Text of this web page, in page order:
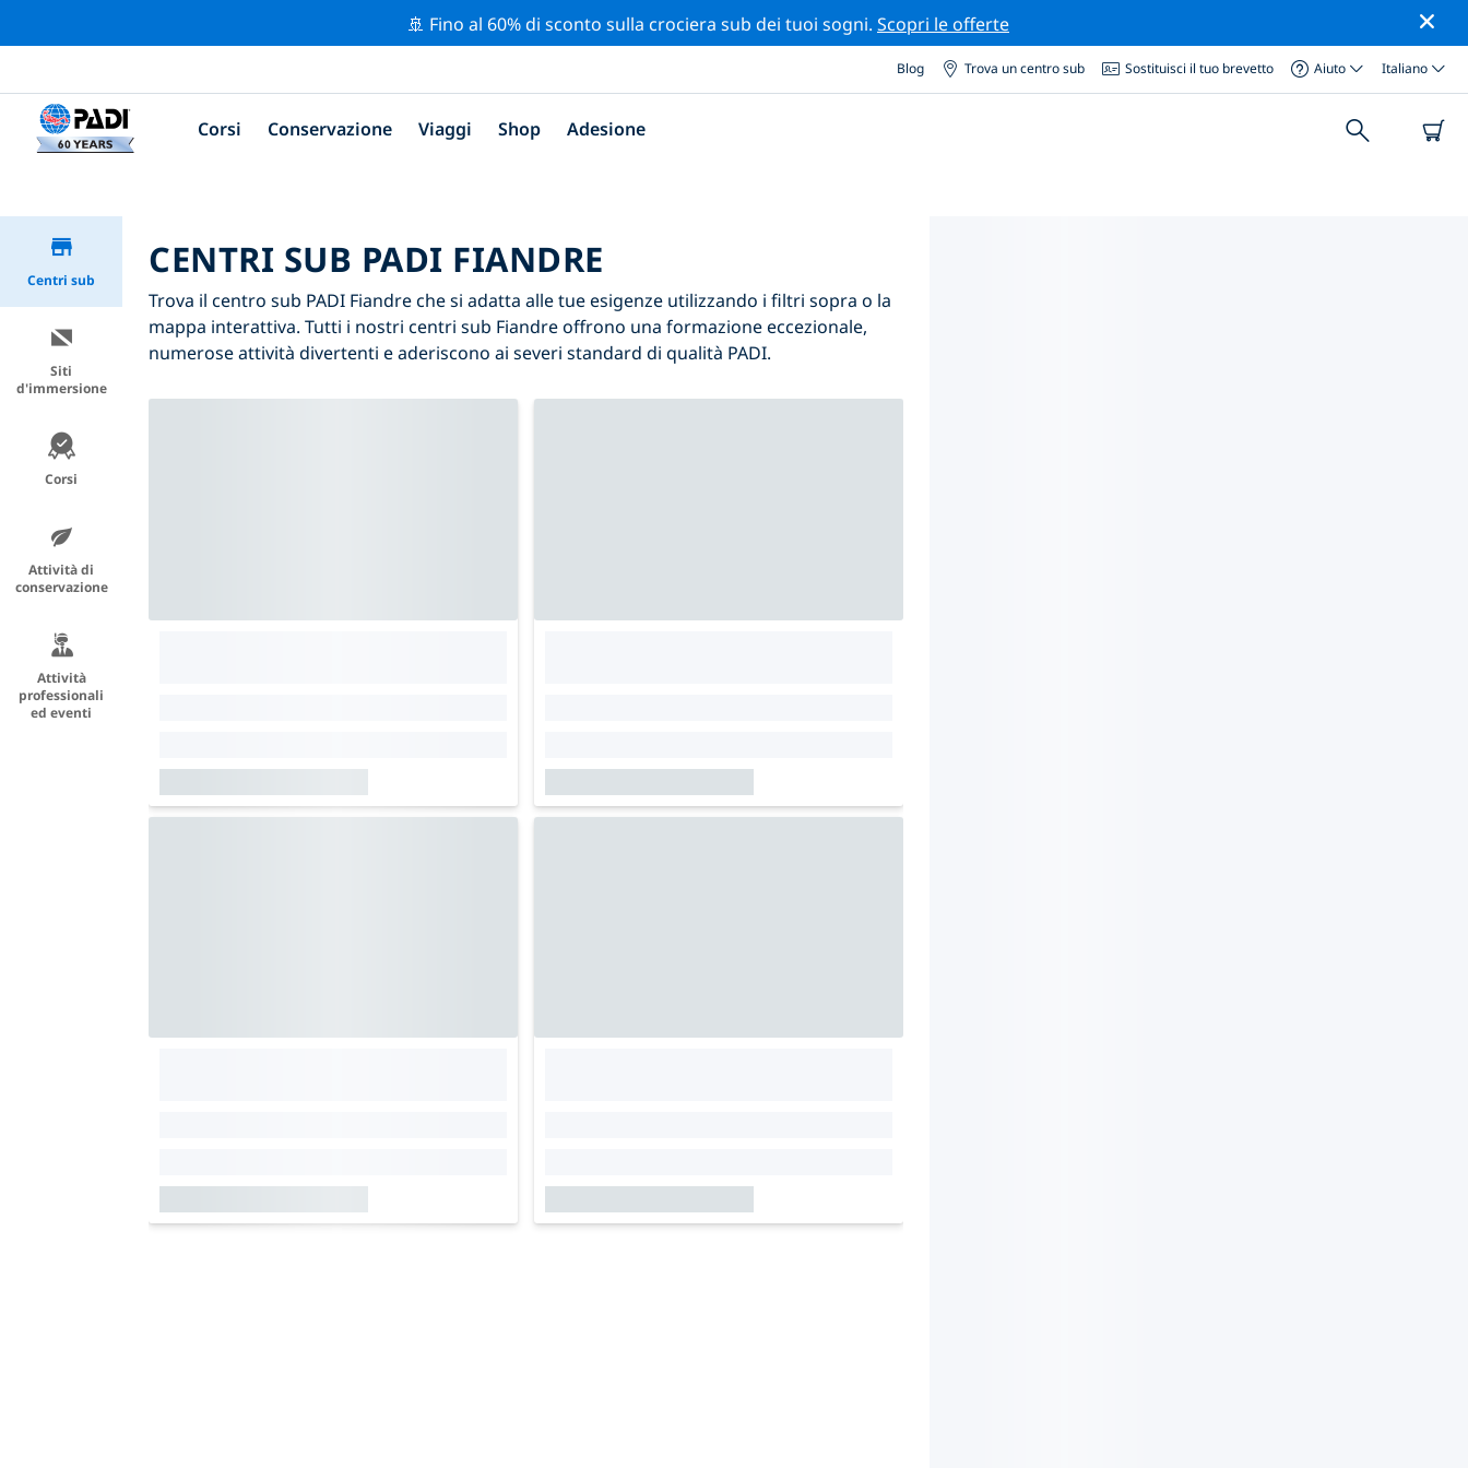
🚢 Fino al 60% di sconto sulla crociera sub dei tuoi sogni. Scopri le offerte
Blog Trova un centro sub Sostituisci il tuo brevetto Aiuto Italiano
Corsi Conservazione Viaggi Shop Adesione
Centri sub
Siti
d'immersione
Corsi
Attività di
conservazione
Attività
professionali
ed eventi
CENTRI SUB PADI FIANDRE
Trova il centro sub PADI Fiandre che si adatta alle tue esigenze utilizzando i filtri sopra o la
mappa interattiva. Tutti i nostri centri sub Fiandre offrono una formazione eccezionale,
numerose attività divertenti e aderiscono ai severi standard di qualità PADI.